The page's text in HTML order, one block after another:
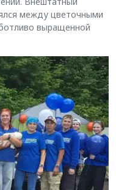
между цветочными
выращенной